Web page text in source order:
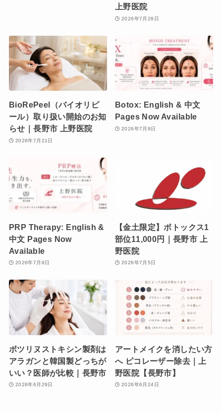
上野医院
2026年7月28日
BioRePeel（バイオリピ
ール）取り扱い開始のお知
らせ｜長野市 上野医院
2026年7月21日
Botox: English & 中文
Pages Now Available
2026年7月9日
PRP Therapy: English &
中文 Pages Now
Available
2026年7月8日
【金土限定】ボトックス1
部位11,000円｜長野市 上
野医院
2026年7月5日
ボツリヌストキシン製剤は
アラガンと韓国製どっちが
いい？医師が比較｜長野市
2026年6月29日
アートメイクを消したい方
へ ピコレーザー除去｜上
野医院【長野市】
2026年6月24日